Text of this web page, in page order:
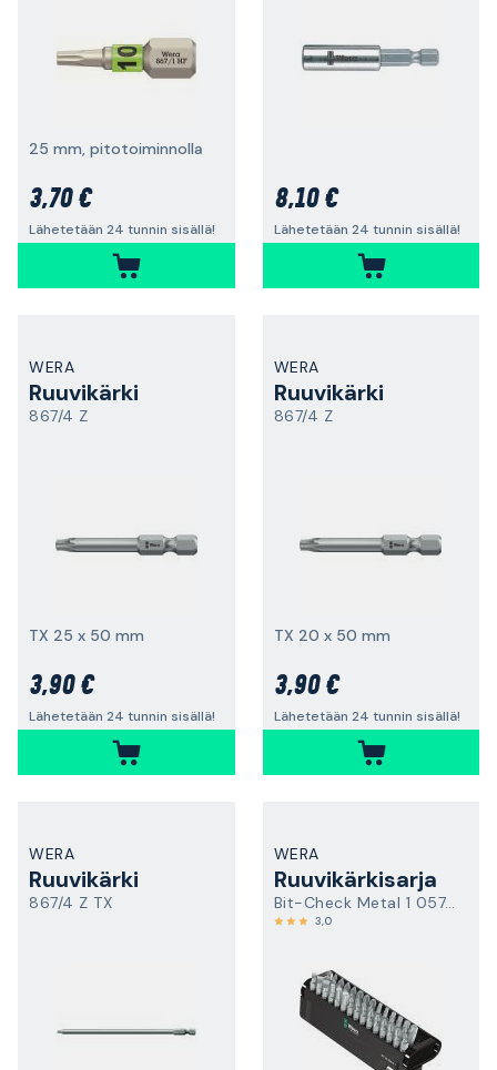
25 mm, pitotoiminnolla
3,70 €
Lähetetään 24 tunnin sisällä!
8,10 €
Lähetetään 24 tunnin sisällä!
WERA
Ruuvikärki
867/4 Z
TX 25 x 50 mm
3,90 €
Lähetetään 24 tunnin sisällä!
WERA
Ruuvikärki
867/4 Z
TX 20 x 50 mm
3,90 €
Lähetetään 24 tunnin sisällä!
WERA
Ruuvikärki
867/4 Z TX
WERA
Ruuvikärkisarja
Bit-Check Metal 1 057434
3,0